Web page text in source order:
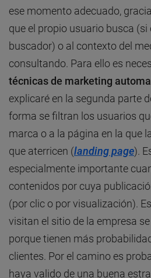
ese momento adecuado,
que el propio usuario busca
buscador) o al contexto del
consultando. Para ello es
técnicas de marketing
explicaré en la segunda parte
forma se filtran los usuarios
marca o a la página en la que
que aterricen (landing page).
especialmente importante
contenidos por cuya
(por clic o por visualización).
visitan el sitio de la empresa
porque tienen más
clientes. Por el camino es
haya valido de una buena